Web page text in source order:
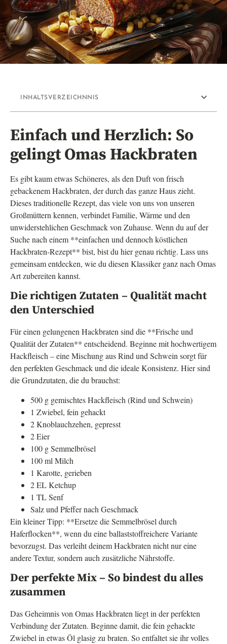
INHALTSVERZEICHNNIS
Einfach und Herzlich: So
gelingt Omas Hackbraten
Es gibt kaum etwas Schöneres, als den Duft von frisch
gebackenem Hackbraten, der durch das ganze Haus zieht.
Dieses traditionelle Rezept, das viele von uns von unseren
Großmüttern kennen, verbindet Familie, Wärme und den
unwiderstehlichen Geschmack von Zuhause. Wenn du auf der
Suche nach einem **einfachen und dennoch köstlichen
Hackbraten-Rezept** bist, bist du hier genau richtig. Lass uns
gemeinsam entdecken, wie du diesen Klassiker ganz nach Omas
Art zubereiten kannst.
Die richtigen Zutaten – Qualität macht
den Unterschied
Für einen gelungenen Hackbraten sind die **Frische und
Qualität der Zutaten** entscheidend. Beginne mit hochwertigem
Hackfleisch – eine Mischung aus Rind und Schwein sorgt für
den perfekten Geschmack und die ideale Konsistenz. Hier sind
die Grundzutaten, die du brauchst:
500 g gemischtes Hackfleisch (Rind und Schwein)
1 Zwiebel, fein gehackt
2 Knoblauchzehen, gepresst
2 Eier
100 g Semmelbrösel
100 ml Milch
1 Karotte, gerieben
2 EL Ketchup
1 TL Senf
Salz und Pfeffer nach Geschmack
Ein kleiner Tipp: **Ersetze die Semmelbrösel durch
Haferflocken**, wenn du eine ballaststoffreichere Variante
bevorzugst. Das verleiht deinem Hackbraten nicht nur eine
andere Textur, sondern auch zusätzliche Nährstoffe.
Der perfekte Mix – So bindest du alles
zusammen
Das Geheimnis von Omas Hackbraten liegt in der perfekten
Verbindung der Zutaten. Beginne damit, die fein gehackte
Zwiebel in etwas Öl glasig zu braten. So entfaltet sie ihr volles